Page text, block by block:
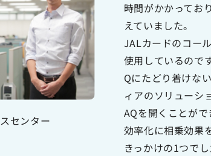
センター
時間がかかってお
えていました。
JALカードのコー
使用しているので
Qにたどり着けな
ィアのソリューシ
AQを開くことが
効率化に相乗効果
きっかけの1つでし